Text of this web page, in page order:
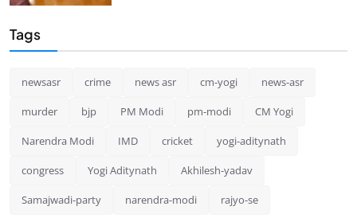
Tags
newsasr crime news asr cm-yogi news-asr
murder bjp PM Modi pm-modi CM Yogi
Narendra Modi IMD cricket yogi-aditynath
congress Yogi Aditynath Akhilesh-yadav
Samajwadi-party narendra-modi rajyo-se